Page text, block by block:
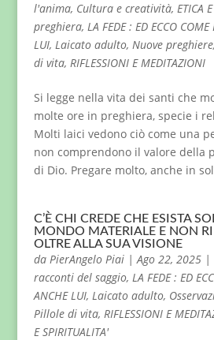
l'anima, Cultura e creatività, ETICA
preghiera, LA FEDE : ED ECCO
LUI, Laicato adulto, Nuove
di vita, RIFLESSIONI E MEDITAZIONI
Si legge nella vita dei santi che
molte ore in preghiera, specie i
Molti laici vedono ciò come una
non comprendono il valore della
di Dio. Pregare molto, anche in
C’È CHI CREDE CHE ESISTA
MONDO MATERIALE E NON
OLTRE ALLA SUA VISIONE
da PierAngelo Piai|Ago 22, 2025|
racconti del saggio, LA FEDE : ED
ANCHE LUI, Laicato adulto,
Pillole di vita, RIFLESSIONI E
E SPIRITUALITA'